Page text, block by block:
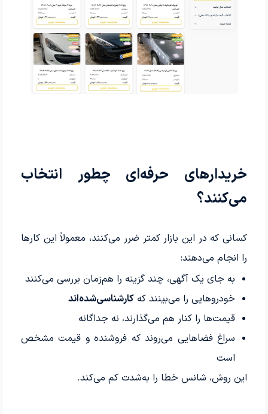
خریدارهای حرفه‌ای چطور انتخاب
می‌کنند؟
کسانی که در این بازار کمتر ضرر می‌کنند، معمولاً این کارها
را انجام می‌دهند:
به جای یک آگهی، چند گزینه را هم‌زمان بررسی می‌کنند
خودروهایی را می‌بینند که کارشناسی‌شده‌اند
قیمت‌ها را کنار هم می‌گذارند، نه جداگانه
سراغ فضاهایی می‌روند که فروشنده و قیمت مشخص
است
این روش، شانس خطا را به‌شدت کم می‌کند.